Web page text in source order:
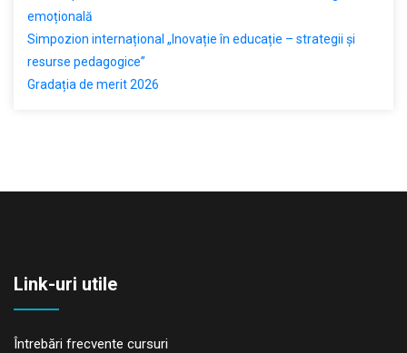
emoțională
Simpozion internațional „Inovație în educație – strategii și
resurse pedagogice”
Gradația de merit 2026
Link-uri utile
Întrebări frecvente cursuri